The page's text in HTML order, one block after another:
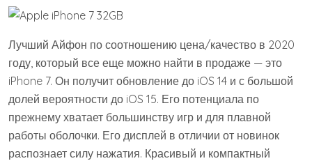
Лучший Айфон по соотношению цена/качество в 2020
году, который все еще можно найти в продаже — это
iPhone 7. Он получит обновление до iOS 14 и с большой
долей вероятности до iOS 15. Его потенциала по
прежнему хватает большинству игр и для плавной
работы оболочки. Его дисплей в отличии от новинок
распознает силу нажатия. Красивый и компактный